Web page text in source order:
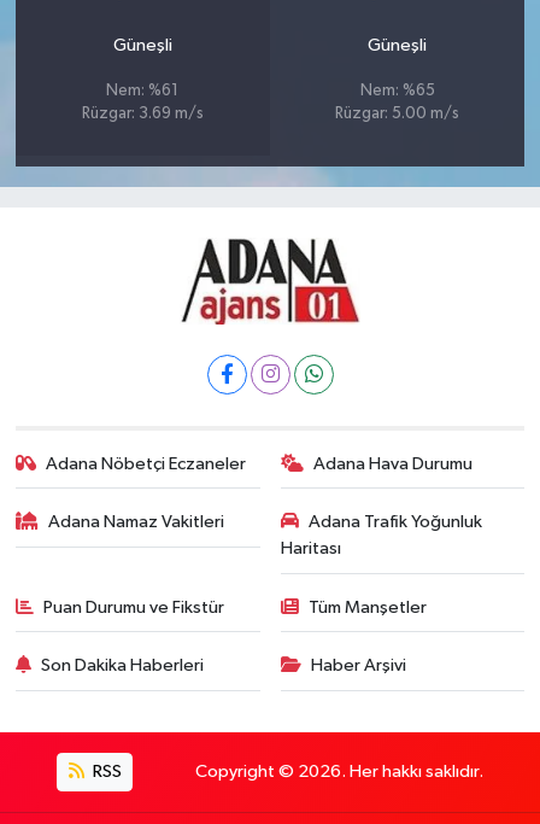
Güneşli
Nem: %61
Rüzgar: 3.69 m/s
Güneşli
Nem: %65
Rüzgar: 5.00 m/s
Adana Nöbetçi Eczaneler Adana Hava Durumu
Adana Namaz Vakitleri
Adana Trafik Yoğunluk
Haritası
Puan Durumu ve Fikstür Tüm Manşetler
Son Dakika Haberleri Haber Arşivi
RSS Copyright © 2026. Her hakkı saklıdır.